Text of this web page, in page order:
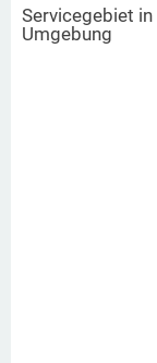
Servicegebiet in
Umgebung